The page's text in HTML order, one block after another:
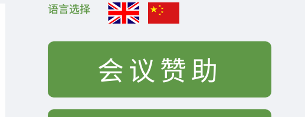
语言选择
会议赞助